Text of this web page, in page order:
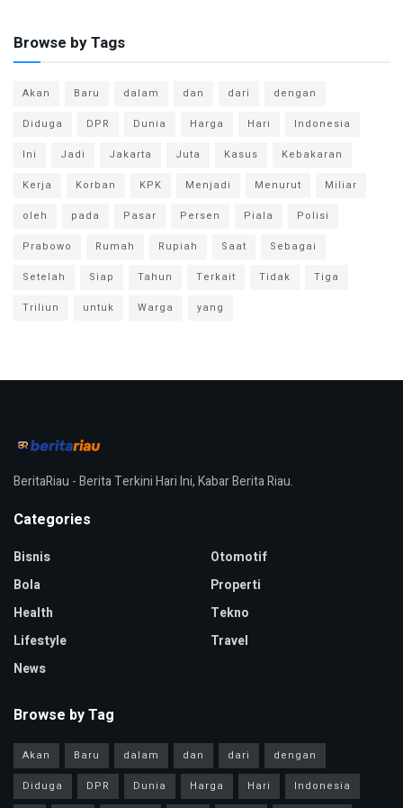
Browse by Tags
Akan Baru dalam dan dari
dengan
Diduga
DPR Dunia Harga Hari
Indonesia
Ini
Jadi Jakarta Juta Kasus
Kebakaran
Kerja
Korban KPK Menjadi Menurut
Miliar
oleh
pada Pasar Persen Piala
Polisi
Prabowo
Rumah Rupiah Saat
Sebagai
Setelah
Siap Tahun Terkait Tidak
Tiga
Triliun
untuk Warga yang
BeritaRiau - Berita Terkini Hari Ini, Kabar Berita Riau.
Categories
Bisnis
Bola
Health
Lifestyle
News
Otomotif
Properti
Tekno
Travel
Browse by Tag
Akan Baru dalam dan dari
dengan
Diduga
DPR Dunia Harga Hari
Indonesia